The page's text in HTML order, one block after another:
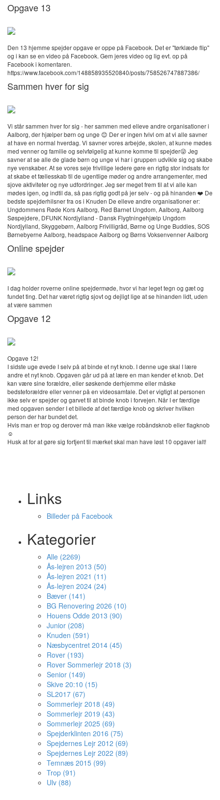
Opgave 13
Den 13 hjemme spejder opgave er oppe på Facebook. Det er "tørklæde flip"
og i kan se en video på Facebook. Gem jeres video og lig evt. op på
Facebook i komentaren.
https://www.facebook.com/148858935520840/posts/758526747887386/
Sammen hver for sig
Vi står sammen hver for sig - her sammen med elleve andre organisationer i
Aalborg, der hjælper børn og unge 😊 Der er ingen tvivl om at vi alle savner
at have en normal hverdag. Vi savner vores arbejde, skolen, at kunne mødes
med venner og familie og selvfølgelig at kunne komme til spejder😜 Jeg
savner at se alle de glade børn og unge vi har i gruppen udvikle sig og skabe
nye venskaber. At se vores seje frivillige ledere gøre en rigtig stor indsats for
at skabe et fællesskab til de ugentlige møder og andre arrangementer, med
sjove aktiviteter og nye udfordringer. Jeg ser meget frem til at vi alle kan
mødes igen, og indtil da, så pas rigtig godt på jer selv - og på hinanden ❤️ De
bedste spejderhilsner fra os i Knuden De elleve andre organisationer er:
Ungdommens Røde Kors Aalborg, Red Barnet Ungdom, Aalborg, Aalborg
Søspejdere, DFUNK Nordjylland - Dansk Flygtningehjælp Ungdom
Nordjylland, Skyggebørn, Aalborg Frivilligråd, Børne og Unge Buddies, SOS
Børnebyerne Aalborg, headspace Aalborg og Børns Voksenvenner Aalborg
Online spejder
I dag holder roverne online spejdermøde, hvor vi har leget tegn og gæt og
fundet ting. Det har været rigtig sjovt og dejligt lige at se hinanden lidt, uden
at være sammen
Opgave 12
Opgave 12!
I sidste uge øvede I selv på at binde et nyt knob. I denne uge skal I lære
andre et nyt knob. Opgaven går ud på at lære en man kender et knob. Det
kan være sine forældre, eller søskende derhjemme eller måske
bedsteforældre eller venner på en videosamtale. Det er vigtigt at personen
ikke selv er spejder og garvet til at binde knob i forvejen. Når I er færdige
med opgaven sender I et billede af det færdige knob og skriver hvilken
person der har bundet det.
Hvis man er trop og derover må man ikke vælge robåndsknob eller flagknob
☺️
Husk at for at gøre sig fortjent til mærket skal man have løst 10 opgaver ialt!
Links
Billeder på Facebook
Kategorier
Alle (2269)
Ås-lejren 2013 (50)
Ås-lejren 2021 (11)
Ås-lejren 2024 (24)
Bæver (141)
BG Renovering 2026 (10)
Houens Odde 2013 (90)
Junior (208)
Knuden (591)
Næsbycentret 2014 (45)
Rover (193)
Rover Sommerlejr 2018 (3)
Senior (149)
Skive 20:10 (15)
SL2017 (67)
Sommerlejr 2018 (49)
Sommerlejr 2019 (43)
Sommerlejr 2025 (69)
Spejderklinten 2016 (75)
Spejdernes Lejr 2012 (69)
Spejdernes Lejr 2022 (89)
Temnæs 2015 (99)
Trop (91)
Ulv (88)